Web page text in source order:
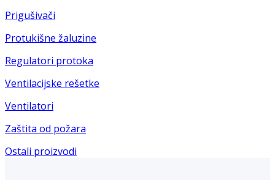
Prigušivači
Protukišne žaluzine
Regulatori protoka
Ventilacijske rešetke
Ventilatori
Zaštita od požara
Ostali proizvodi